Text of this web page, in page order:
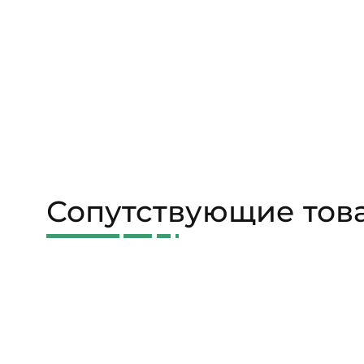
Сопутствующие